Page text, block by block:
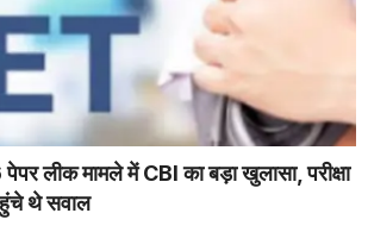
लीक मामले में CBI का बड़ा खुलासा, परीक्षा
थे सवाल